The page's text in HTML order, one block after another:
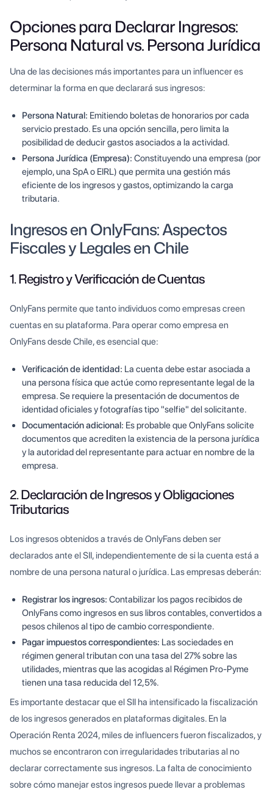
Opciones para Declarar Ingresos:
Persona Natural vs. Persona Jurídica
Una de las decisiones más importantes para un influencer es
determinar la forma en que declarará sus ingresos:
Persona Natural: Emitiendo boletas de honorarios por cada
servicio prestado. Es una opción sencilla, pero limita la
posibilidad de deducir gastos asociados a la actividad.
Persona Jurídica (Empresa): Constituyendo una empresa (por
ejemplo, una SpA o EIRL) que permita una gestión más
eficiente de los ingresos y gastos, optimizando la carga
tributaria.
Ingresos en OnlyFans: Aspectos
Fiscales y Legales en Chile
1. Registro y Verificación de Cuentas
OnlyFans permite que tanto individuos como empresas creen
cuentas en su plataforma. Para operar como empresa en
OnlyFans desde Chile, es esencial que:
Verificación de identidad: La cuenta debe estar asociada a
una persona física que actúe como representante legal de la
empresa. Se requiere la presentación de documentos de
identidad oficiales y fotografías tipo "selfie" del solicitante.
Documentación adicional: Es probable que OnlyFans solicite
documentos que acrediten la existencia de la persona jurídica
y la autoridad del representante para actuar en nombre de la
empresa.
2. Declaración de Ingresos y Obligaciones
Tributarias
Los ingresos obtenidos a través de OnlyFans deben ser
declarados ante el SII, independientemente de si la cuenta está a
nombre de una persona natural o jurídica. Las empresas deberán:
Registrar los ingresos: Contabilizar los pagos recibidos de
OnlyFans como ingresos en sus libros contables, convertidos a
pesos chilenos al tipo de cambio correspondiente.
Pagar impuestos correspondientes: Las sociedades en
régimen general tributan con una tasa del 27% sobre las
utilidades, mientras que las acogidas al Régimen Pro-Pyme
tienen una tasa reducida del 12,5%.
Es importante destacar que el SII ha intensificado la fiscalización
de los ingresos generados en plataformas digitales. En la
Operación Renta 2024, miles de influencers fueron fiscalizados, y
muchos se encontraron con irregularidades tributarias al no
declarar correctamente sus ingresos. La falta de conocimiento
sobre cómo manejar estos ingresos puede llevar a problemas